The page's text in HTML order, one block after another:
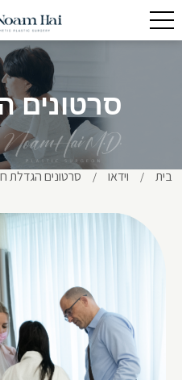
סרטונים
בית / וידאו / סרטונים הגדלת